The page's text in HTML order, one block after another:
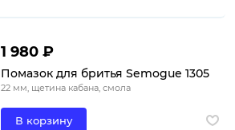
1 980 ₽
Помазок для бритья Semogue 1305
22 мм, щетина кабана, смола
В корзину